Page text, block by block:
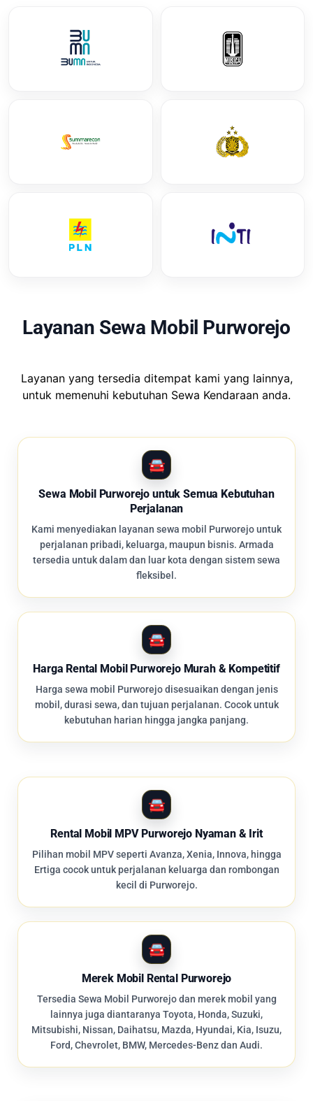
Layanan Sewa Mobil Purworejo
Layanan yang tersedia ditempat kami yang lainnya,
untuk memenuhi kebutuhan Sewa Kendaraan anda.
Sewa Mobil Purworejo untuk Semua Kebutuhan
Perjalanan
Kami menyediakan layanan sewa mobil Purworejo untuk
perjalanan pribadi, keluarga, maupun bisnis. Armada
tersedia untuk dalam dan luar kota dengan sistem sewa
fleksibel.
Harga Rental Mobil Purworejo Murah & Kompetitif
Harga sewa mobil Purworejo disesuaikan dengan jenis
mobil, durasi sewa, dan tujuan perjalanan. Cocok untuk
kebutuhan harian hingga jangka panjang.
Rental Mobil MPV Purworejo Nyaman & Irit
Pilihan mobil MPV seperti Avanza, Xenia, Innova, hingga
Ertiga cocok untuk perjalanan keluarga dan rombongan
kecil di Purworejo.
Merek Mobil Rental Purworejo
Tersedia Sewa Mobil Purworejo dan merek mobil yang
lainnya juga diantaranya Toyota, Honda, Suzuki,
Mitsubishi, Nissan, Daihatsu, Mazda, Hyundai, Kia, Isuzu,
Ford, Chevrolet, BMW, Mercedes-Benz dan Audi.